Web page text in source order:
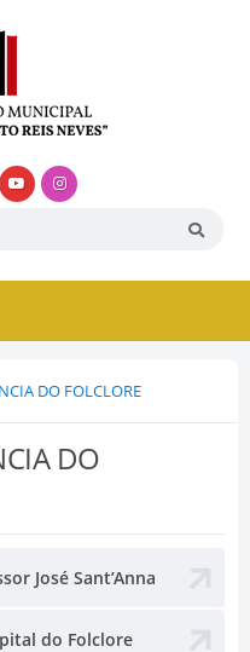
DO FOLCLORE
DO
José Sant’Anna
do Folclore